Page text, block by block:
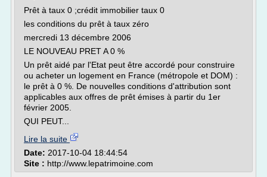
Prêt à taux 0 ;crédit immobilier taux 0
les conditions du prêt à taux zéro
mercredi 13 décembre 2006
LE NOUVEAU PRET A 0 %
Un prêt aidé par l'Etat peut être accordé pour construire
ou acheter un logement en France (métropole et DOM) :
le prêt à 0 %. De nouvelles conditions d'attribution sont
applicables aux offres de prêt émises à partir du 1er
février 2005.
QUI PEUT...
Lire la suite
Date: 2017-10-04 18:44:54
Site : http://www.lepatrimoine.com